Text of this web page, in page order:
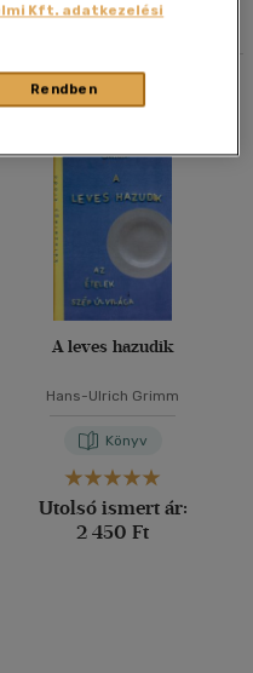
Rendezés
db
A leves hazudik
Hans-Ulrich Grimm
Könyv
Utolsó ismert ár:
2 450 Ft
Kft. adatkezelési
Rendben